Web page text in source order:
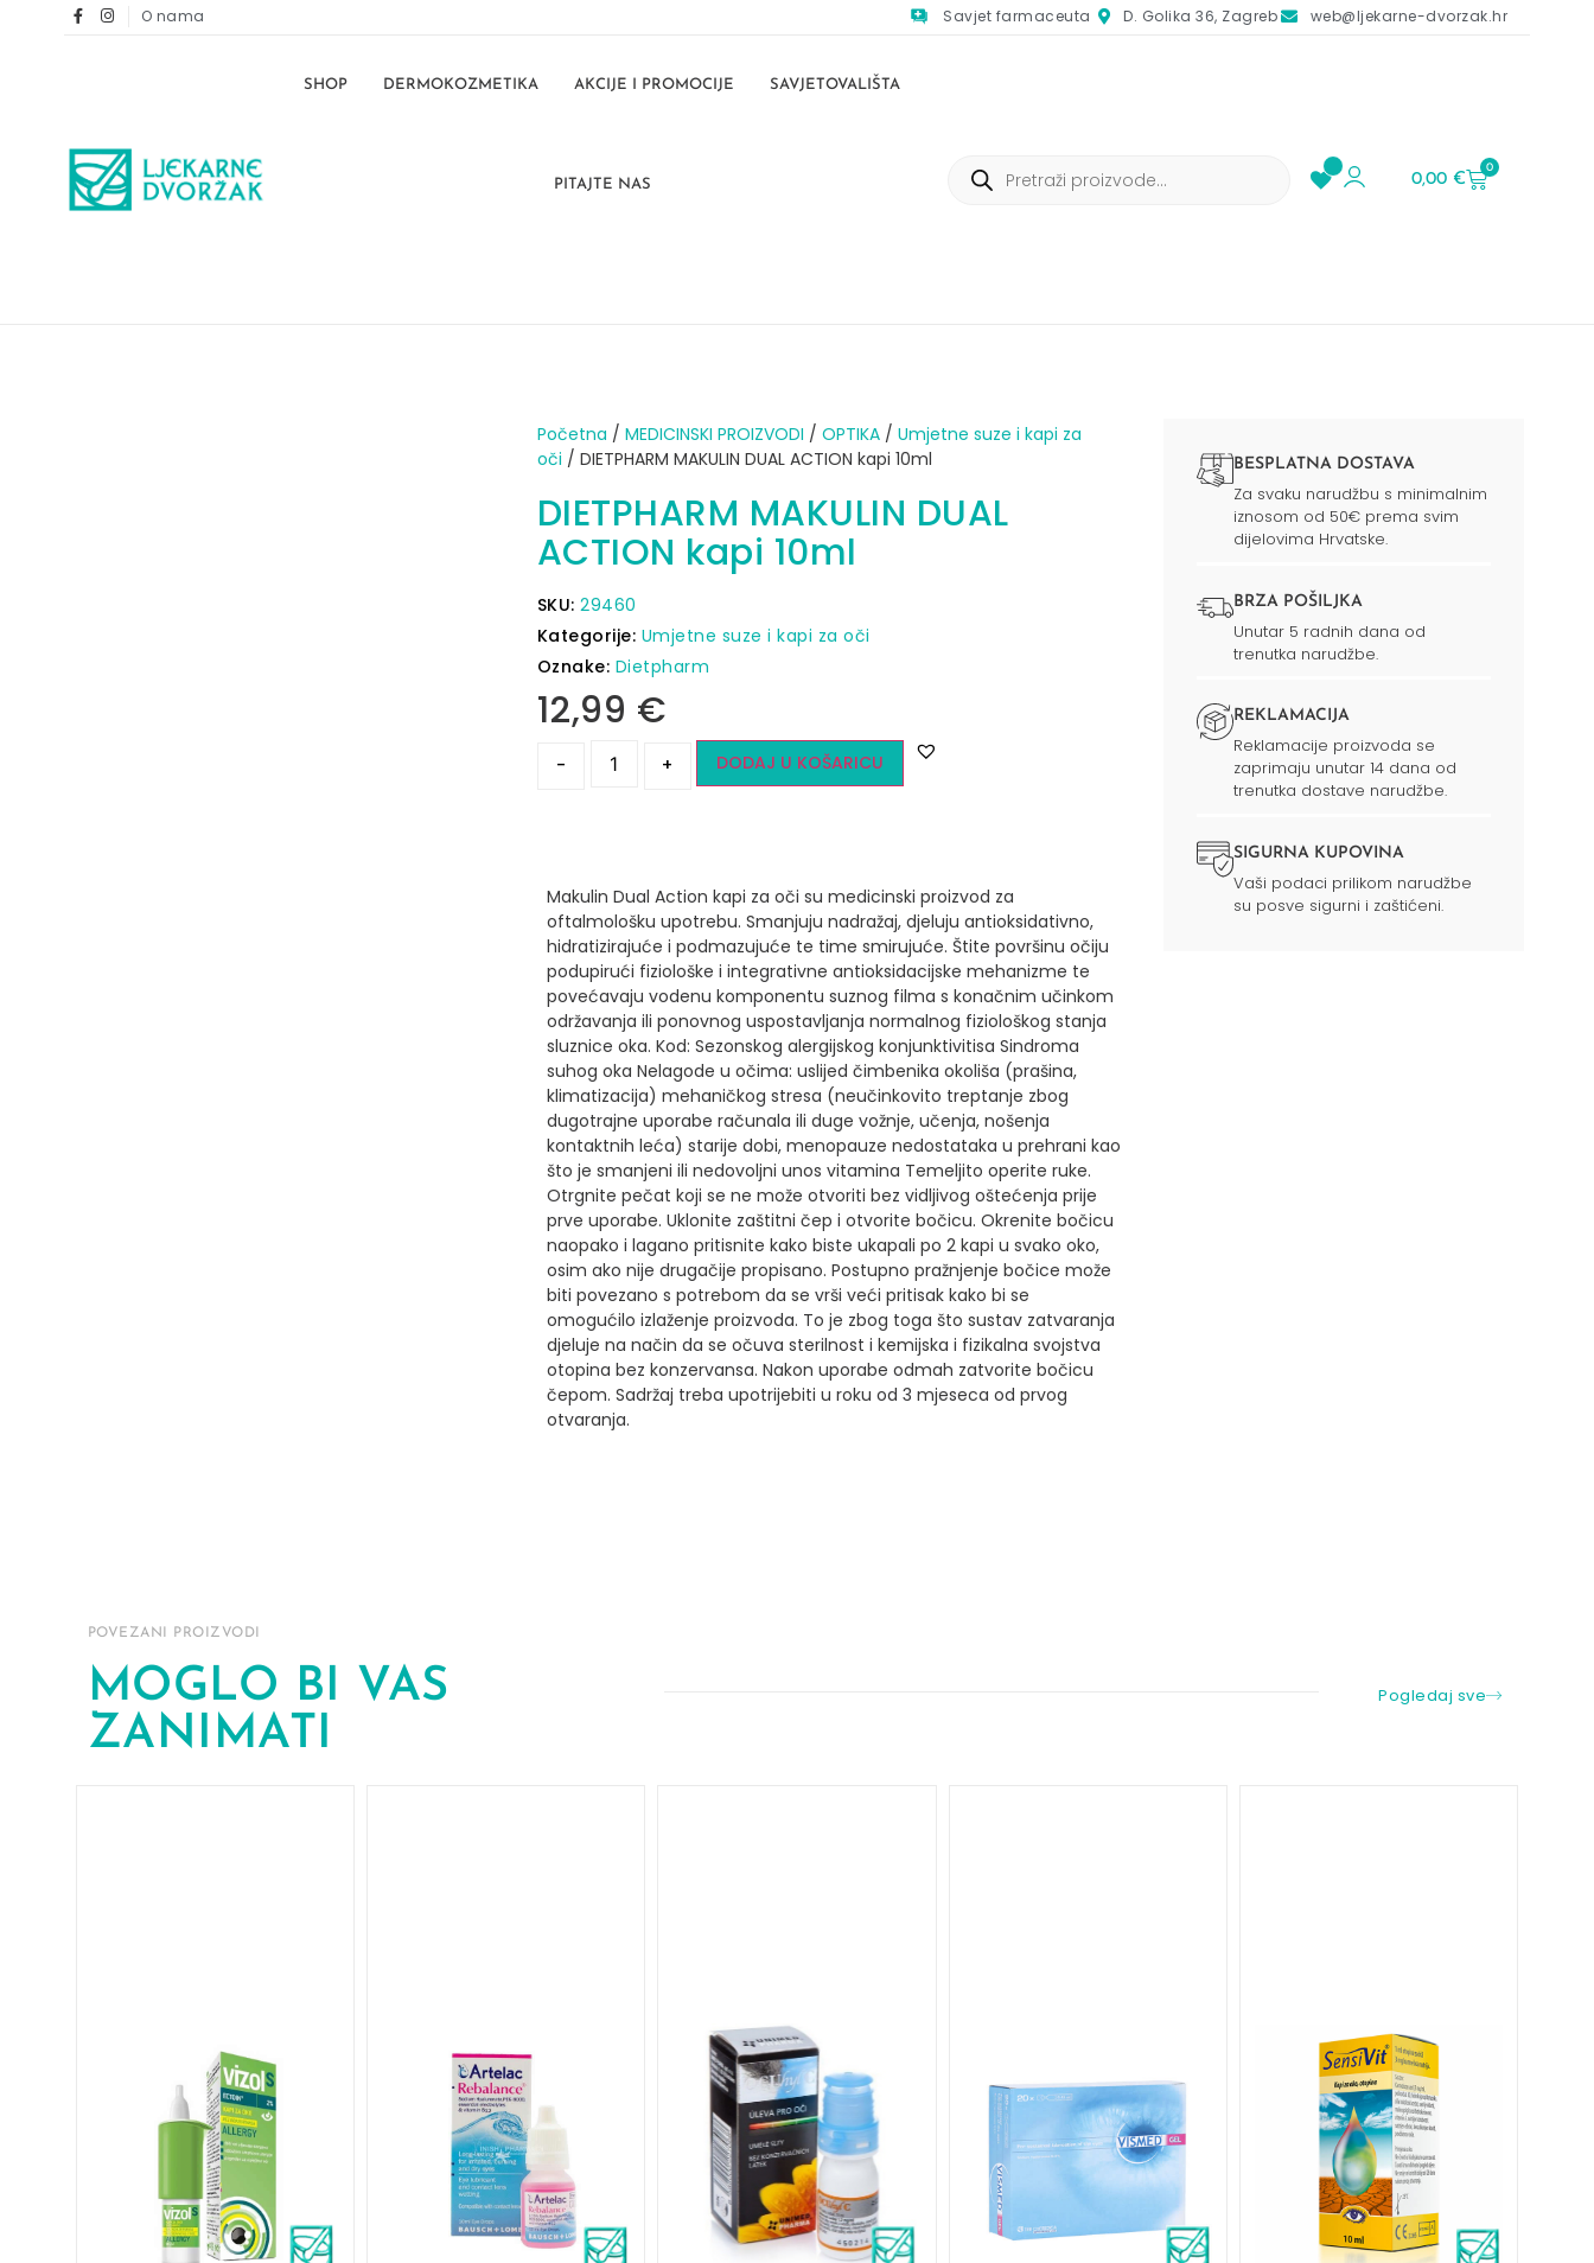
O nama Savjet farmaceuta D. Golika 36, Zagreb web@ljekarne-dvorzak.hr
SHOP DERMOKOZMETIKA AKCIJE I PROMOCIJE SAVJETOVALIŠTA
PITAJTE NAS 0,00€
0
Početna / MEDICINSKI PROIZVODI / OPTIKA/ Umjetne suze i kapi za
oči / DIETPHARM MAKULIN DUAL ACTION kapi 10ml
DIETPHARM MAKULIN DUAL
ACTION kapi 10ml
SKU: 29460
Kategorije: Umjetne suze i kapi za oči
Oznake: Dietpharm
12,99 €
- + DODAJ U KOŠARICU
Makulin Dual Action kapi za oči su medicinski proizvod za
oftalmološku upotrebu. Smanjuju nadražaj, djeluju antioksidativno,
hidratizirajuće i podmazujuće te time smirujuće. Štite površinu očiju
podupirući fiziološke i integrativne antioksidacijske mehanizme te
povećavaju vodenu komponentu suznog filma s konačnim učinkom
održavanja ili ponovnog uspostavljanja normalnog fiziološkog stanja
sluznice oka. Kod: Sezonskog alergijskog konjunktivitisa Sindroma
suhog oka Nelagode u očima: uslijed čimbenika okoliša (prašina,
klimatizacija) mehaničkog stresa (neučinkovito treptanje zbog
dugotrajne uporabe računala ili duge vožnje, učenja, nošenja
kontaktnih leća) starije dobi, menopauze nedostataka u prehrani kao
što je smanjeni ili nedovoljni unos vitamina Temeljito operite ruke.
Otrgnite pečat koji se ne može otvoriti bez vidljivog oštećenja prije
prve uporabe. Uklonite zaštitni čep i otvorite bočicu. Okrenite bočicu
naopako i lagano pritisnite kako biste ukapali po 2 kapi u svako oko,
osim ako nije drugačije propisano. Postupno pražnjenje bočice može
biti povezano s potrebom da se vrši veći pritisak kako bi se
omogućilo izlaženje proizvoda. To je zbog toga što sustav zatvaranja
djeluje na način da se očuva sterilnost i kemijska i fizikalna svojstva
otopina bez konzervansa. Nakon uporabe odmah zatvorite bočicu
čepom. Sadržaj treba upotrijebiti u roku od 3 mjeseca od prvog
otvaranja.
BESPLATNA DOSTAVA
Za svaku narudžbu s minimalnim
iznosom od 50€ prema svim
dijelovima Hrvatske.
BRZA POŠILJKA
Unutar 5 radnih dana od
trenutka narudžbe.
REKLAMACIJA
Reklamacije proizvoda se
zaprimaju unutar 14 dana od
trenutka dostave narudžbe.
SIGURNA KUPOVINA
Vaši podaci prilikom narudžbe
su posve sigurni i zaštićeni.
POVEZANI PROIZVODI
MOGLO BI VAS
ZANIMATI
Pogledaj sve